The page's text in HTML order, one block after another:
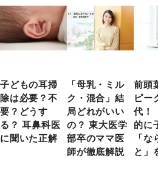
子どもの耳掃
除は必要？不
要？どうす
る？ 耳鼻科医
に聞いた正解
「母乳・ミル
ク・混合」結
局どれがいい
の？ 東大医学
部卒のママ医
師が徹底解説
前頭
ピー
代！
的に
「
と」